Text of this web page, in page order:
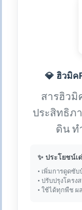
💎 ฮิวมิค
สารฮิวมิ
ประสิทธิภ
ดิน ท
✨ ประโยชน์เ
• เพิ่มการดูดซับ
• ปรับปรุงโครง
• ใช้ได้ทุกพืช